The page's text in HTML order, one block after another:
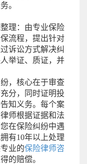
。
理：由专业保险
流程，提出针对
诉讼方式解决纠
举证、质证，并
，核心在于审查
分，同时证明投
知义务。每个案
师根据证据和法
在保险纠纷中遇
有10年以上处理
业的保险律师咨
的赔偿。